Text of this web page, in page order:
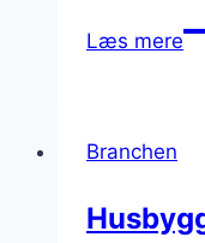
Læs mere
Branchen